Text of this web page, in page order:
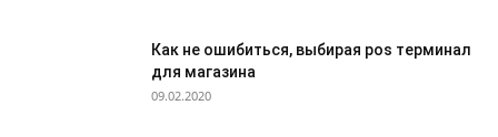
Как не ошибиться, выбирая pos терминал
для магазина
09.02.2020